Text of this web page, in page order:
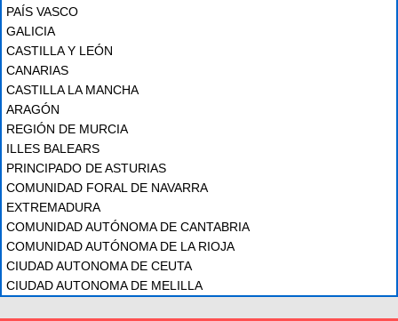
PAÍS VASCO
GALICIA
CASTILLA Y LEÓN
CANARIAS
CASTILLA LA MANCHA
ARAGÓN
REGIÓN DE MURCIA
ILLES BALEARS
PRINCIPADO DE ASTURIAS
COMUNIDAD FORAL DE NAVARRA
EXTREMADURA
COMUNIDAD AUTÓNOMA DE CANTABRIA
COMUNIDAD AUTÓNOMA DE LA RIOJA
CIUDAD AUTONOMA DE CEUTA
CIUDAD AUTONOMA DE MELILLA